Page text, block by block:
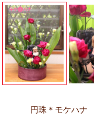
円珠＊モケハナ